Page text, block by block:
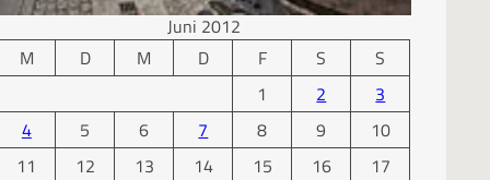
Juni 2012
M
D M D F S
S
1
2
3
4
5 6 7 8 9
10
11
12 13 14 15 16
17